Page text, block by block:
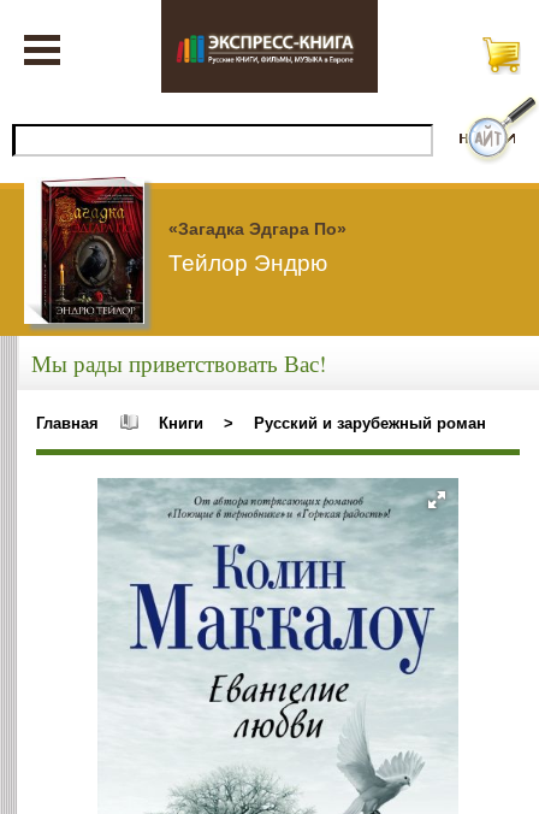
«Загадка Эдгара По»
Тейлор Эндрю
Мы рады приветствовать Вас!
Главная Книги > Русский и зарубежный роман